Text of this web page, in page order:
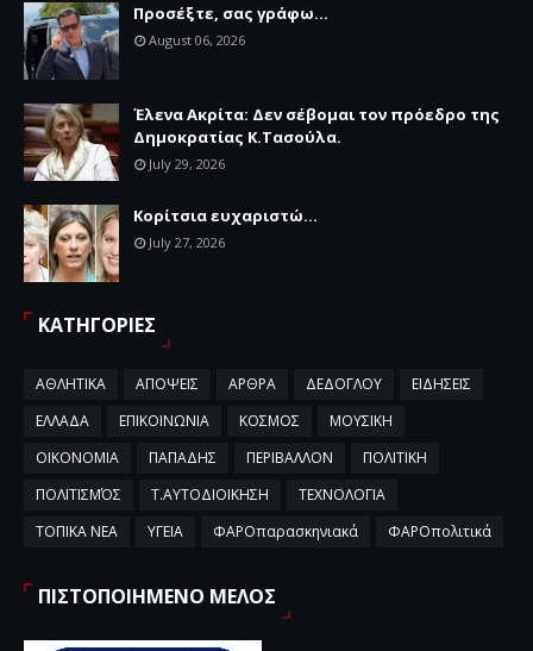
Προσέξτε, σας γράφω...
August 06, 2026
Έλενα Ακρίτα: Δεν σέβομαι τον πρόεδρο της
Δημοκρατίας Κ.Τασούλα.
July 29, 2026
Κορίτσια ευχαριστώ...
July 27, 2026
ΚΑΤΗΓΟΡΙΕΣ
ΑΘΛΗΤΙΚΑ ΑΠΟΨΕΙΣ ΑΡΘΡΑ ΔΕΔΟΓΛΟΥ
ΕΙΔΗΣΕΙΣ
ΕΛΛΑΔΑ
ΕΠΙΚΟΙΝΩΝΙΑ ΚΟΣΜΟΣ
ΜΟΥΣΙΚΗ
ΟΙΚΟΝΟΜΙΑ
ΠΑΠΑΔΗΣ ΠΕΡΙΒΑΛΛΟΝ
ΠΟΛΙΤΙΚΗ
ΠΟΛΙΤΙΣΜΌΣ
Τ.ΑΥΤΟΔΙΟΙΚΗΣΗ
ΤΕΧΝΟΛΟΓΙΑ
ΤΟΠΙΚΑ ΝΕΑ
ΥΓΕΙΑ ΦΑΡΟπαρασκηνιακά ΦΑΡΟπολιτικά
ΠΙΣΤΟΠΟΙΗΜΕΝΟ ΜΕΛΟΣ